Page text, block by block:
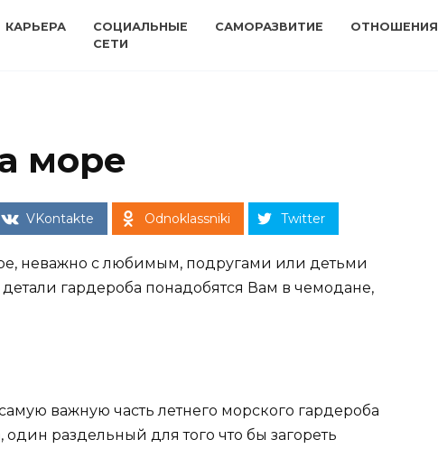
КАРЬЕРА
СОЦИАЛЬНЫЕ
СЕТИ
САМОРАЗВИТИЕ ОТНОШЕНИЯ
море
VKontakte Odnoklassniki Twitter
неважно с любимым, подругами или детьми
гардероба понадобятся Вам в чемодане,
важную часть летнего морского гардероба
раздельный для того что бы загореть